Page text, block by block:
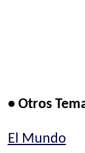
• Otros
El Mundo